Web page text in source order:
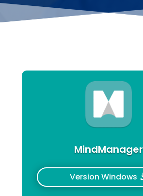
MindManager
Version Windows